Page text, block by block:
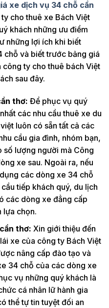
xe dịch vụ 34 chỗ cần
cho thuê xe Bách Việt
khách những ưu điểm
những lợi ích khi biết
và biết trước bảng giá
ty cho thuê bách Việt
sau đây.
thơ: Để phục vụ quý
các nhu cầu thuê xe du
luôn có sẵn tất cả các
cầu gia đình, nhóm bạn,
số lượng người mà Công
xe sau. Ngoài ra, nếu
các dòng xe 34 chỗ
tiếp khách quý, du lịch
các dòng xe đẳng cấp
lựa chọn.
thơ: Xin giới thiệu đến
xe của công ty Bách Việt
nâng cấp đào tạo và
34 chỗ của các dòng xe
vụ những quý khách là
cá nhân lữ hành gia
thể tự tin tuyệt đối an